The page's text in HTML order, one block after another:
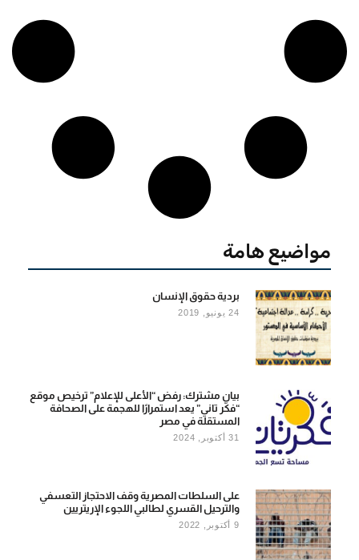
مواضيع هامة
بردية حقوق اﻹنسان
24 يونيو, 2019
بيان مشترك: رفض “الأعلى للإعلام” ترخيص موقع
“فكَّر تاني” يعد استمرارًا للهجمة على الصحافة
المستقلة في مصر
31 أكتوبر, 2024
على السلطات المصرية وقف الاحتجاز التعسفي
والترحيل القسري لطالبي اللجوء الإريتريين
9 أكتوبر, 2022